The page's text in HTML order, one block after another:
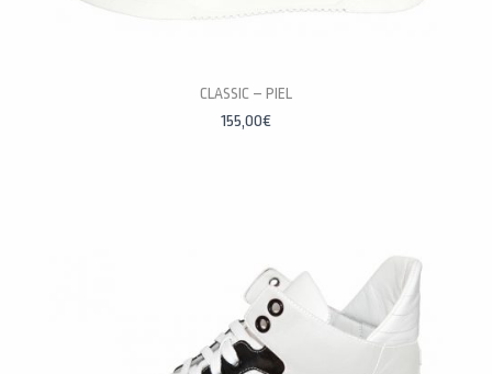
PERSONALÍZALAS
CLASSIC – PIEL
155,00€